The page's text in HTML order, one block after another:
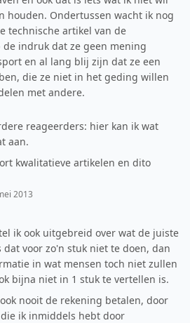
houden. Ondertussen wacht ik nog
technische artikel van de
de indruk dat ze geen mening
en al lang blij zijn dat ze een
die ze niet in het geding willen
met andere.
reageerders: hier kan ik wat
aan.
kwalitatieve artikelen en dito
2013
ik ook uitgebreid over wat de juiste
dat voor zo'n stuk niet te doen, dan
in wat mensen toch niet zullen
bijna niet in 1 stuk te vertellen is.
nooit de rekening betalen, door
ik inmiddels hebt door